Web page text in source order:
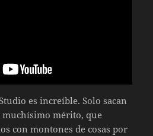
es increíble. Solo sacan
muchísimo mérito, que
con montones de cosas por